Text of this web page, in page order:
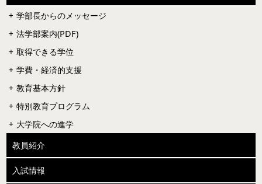
学部長からのメッセージ
法学部案内(PDF)
取得できる学位
学費・経済的支援
教育基本方針
特別教育プログラム
大学院への進学
教員紹介
入試情報